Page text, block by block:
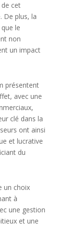
cet
De plus, la
le
non
un impact
présentent
avec une
clé dans la
ont ainsi
et lucrative
du
un choix
à
une gestion
et une